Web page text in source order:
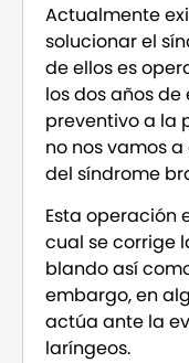
Actualmente
solucionar el
de ellos es
los dos años
preventivo a la
no nos vamos
del síndrome
Esta operación
cual se corrige
blando así
embargo, en
actúa ante la
laríngeos.